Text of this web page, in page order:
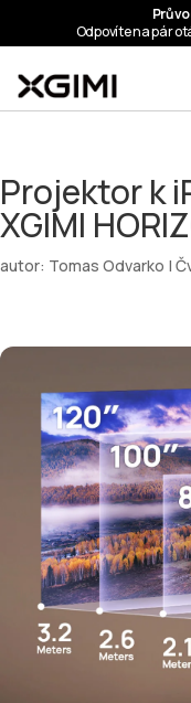
Projektor k
XGIMI
autor: Tomas Odvarko |